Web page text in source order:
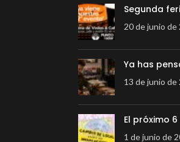
Segunda
20 de junio de
Ya has
13 de junio de
El próximo
1 de junio de